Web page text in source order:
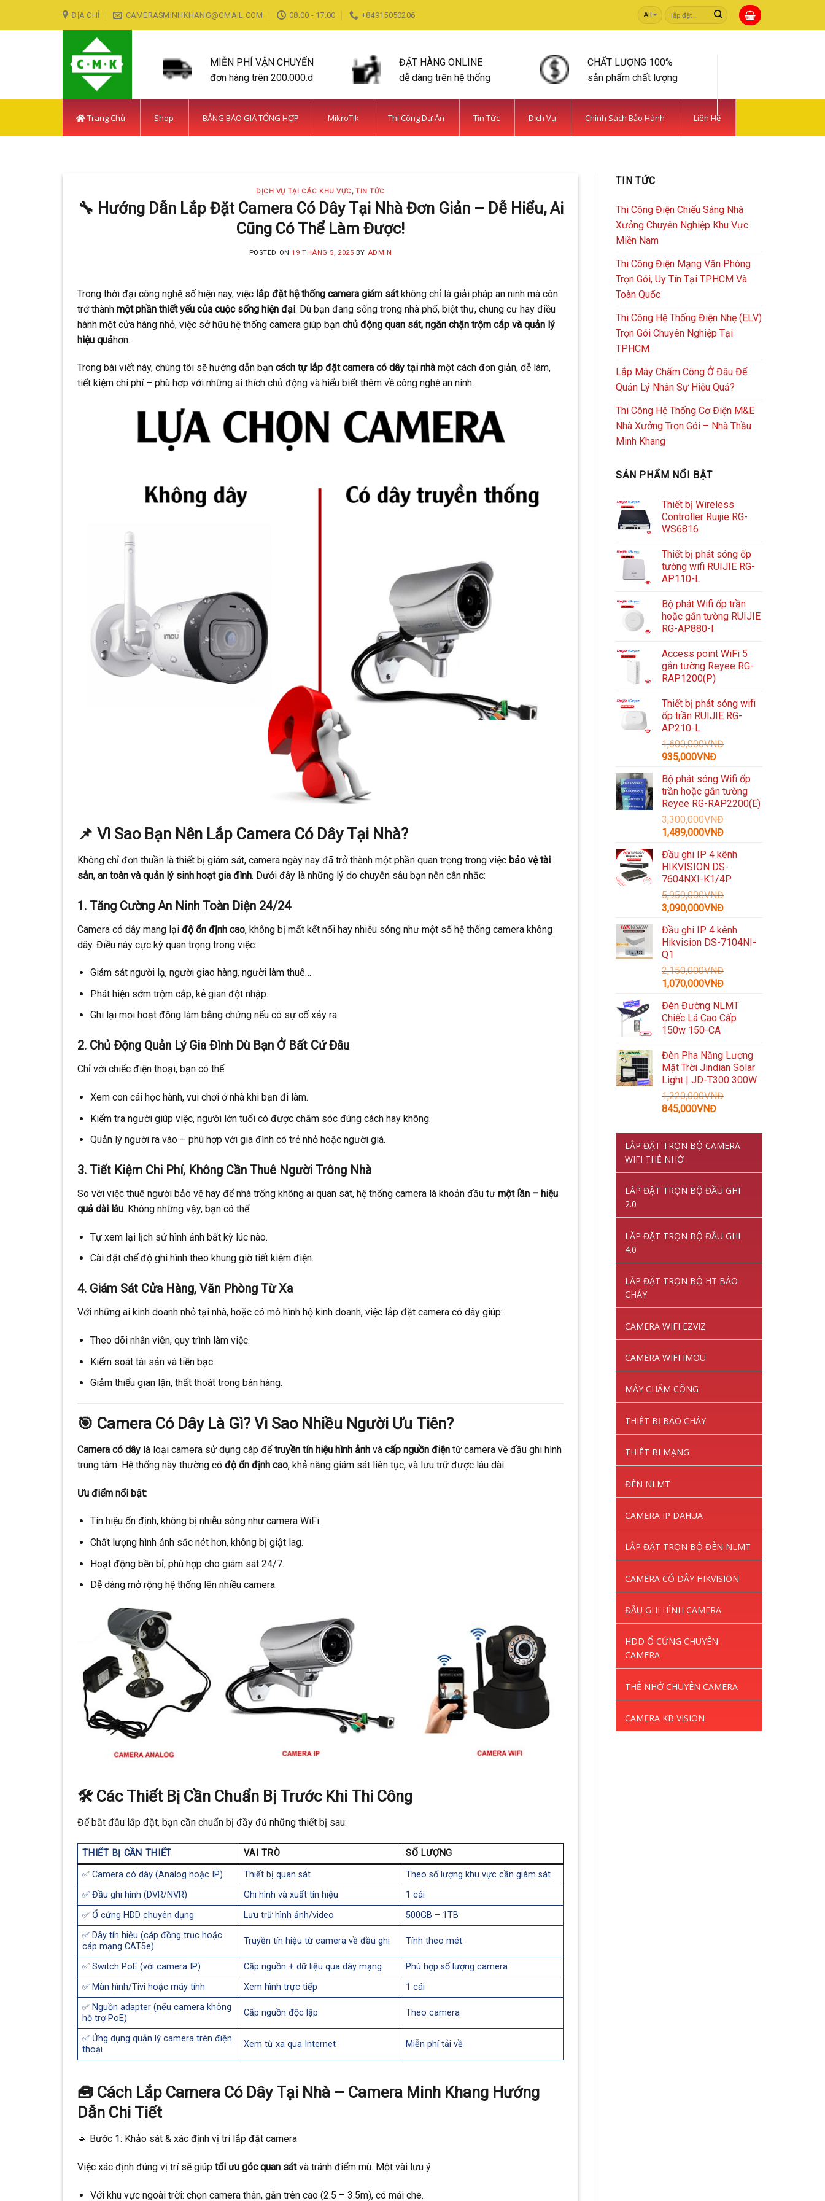
ĐỊA CHỈ CAMERASMINHKHANG@GMAIL.COM 08:00 - 17:00 +84915050206
Tìm
kiếm:
MIỄN PHÍ VẬN CHUYỂN
đơn hàng trên 200.000.d
ĐẶT HÀNG ONLINE
dễ dàng trên hệ thống
CHẤT LƯỢNG 100%
sản phẩm chất lượng
Trang Chủ Shop BẢNG BÁO GIÁ TỔNG HỢP MikroTik Thi Công Dự Án Tin Tức Dịch Vụ Chính Sách Bảo Hành Liên Hệ
DỊCH VỤ TẠI CÁC KHU VỰC TIN TỨC
LẮP ĐẶT CAMERA HUYỆN BÌNH CHÁNH SIÊU AN NINH VÀ SIÊU TIẾT KIỆM | CAMERA
Với hơn 5 năm kinh nghiệm, Camera Minh Khang là đơn vị hàng đầu trong [...]
CONTINUE READING
DỊCH VỤ TẠI CÁC KHU VỰC,TIN TỨC
🔧 Hướng Dẫn Lắp Đặt Camera Có Dây Tại Nhà Đơn Giản – Dễ Hiểu, Ai
Cũng Có Thể Làm Được!
POSTED ON19 THÁNG 5, 2025 BY ADMIN
Trong thời đại công nghệ số hiện nay, việc lắp đặt hệ thống camera giám sátkhông chỉ là giải pháp an ninh mà còn
trở thành một phần thiết yếu của cuộc sống hiện đại. Dù bạn đang sống trong nhà phố, biệt thự, chung cư hay điều
hành một cửa hàng nhỏ, việc sở hữu hệ thống camera giúp bạn chủ động quan sát, ngăn chặn trộm cắp và quản lý
hiệu quảhơn.
Trong bài viết này, chúng tôi sẽ hướng dẫn bạn cách tự lắp đặt camera có dây tại nhà một cách đơn giản, dễ làm,
tiết kiệm chi phí – phù hợp với những ai thích chủ động và hiểu biết thêm về công nghệ an ninh.
📌 Vì Sao Bạn Nên Lắp Camera Có Dây Tại Nhà?
Không chỉ đơn thuần là thiết bị giám sát, camera ngày nay đã trở thành một phần quan trọng trong việc bảo vệ tài
sản, an toàn và quản lý sinh hoạt gia đình. Dưới đây là những lý do chuyên sâu bạn nên cân nhắc:
1. Tăng Cường An Ninh Toàn Diện 24/24
Camera có dây mang lại độ ổn định cao, không bị mất kết nối hay nhiễu sóng như một số hệ thống camera không
dây. Điều này cực kỳ quan trọng trong việc:
Giám sát người lạ, người giao hàng, người làm thuê…
Phát hiện sớm trộm cắp, kẻ gian đột nhập.
Ghi lại mọi hoạt động làm bằng chứng nếu có sự cố xảy ra.
2. Chủ Động Quản Lý Gia Đình Dù Bạn Ở Bất Cứ Đâu
Chỉ với chiếc điện thoại, bạn có thể:
Xem con cái học hành, vui chơi ở nhà khi bạn đi làm.
Kiểm tra người giúp việc, người lớn tuổi có được chăm sóc đúng cách hay không.
Quản lý người ra vào – phù hợp với gia đình có trẻ nhỏ hoặc người già.
3. Tiết Kiệm Chi Phí, Không Cần Thuê Người Trông Nhà
So với việc thuê người bảo vệ hay để nhà trống không ai quan sát, hệ thống camera là khoản đầu tư một lần – hiệu
quả dài lâu. Không những vậy, bạn có thể:
Tự xem lại lịch sử hình ảnh bất kỳ lúc nào.
Cài đặt chế độ ghi hình theo khung giờ tiết kiệm điện.
4. Giám Sát Cửa Hàng, Văn Phòng Từ Xa
Với những ai kinh doanh nhỏ tại nhà, hoặc có mô hình hộ kinh doanh, việc lắp đặt camera có dây giúp:
Theo dõi nhân viên, quy trình làm việc.
Kiểm soát tài sản và tiền bạc.
Giảm thiểu gian lận, thất thoát trong bán hàng.
🎯 Camera Có Dây Là Gì? Vì Sao Nhiều Người Ưu Tiên?
Camera có dây là loại camera sử dụng cáp đểtruyền tín hiệu hình ảnh và cấp nguồn điện từ camera về đầu ghi hình
trung tâm. Hệ thống này thường có độ ổn định cao, khả năng giám sát liên tục, và lưu trữ được lâu dài.
Ưu điểm nổi bật:
Tín hiệu ổn định, không bị nhiễu sóng như camera WiFi.
Chất lượng hình ảnh sắc nét hơn, không bị giật lag.
Hoạt động bền bỉ, phù hợp cho giám sát 24/7.
Dễ dàng mở rộng hệ thống lên nhiều camera.
🛠️ Các Thiết Bị Cần Chuẩn Bị Trước Khi Thi Công
Để bắt đầu lắp đặt, bạn cần chuẩn bị đầy đủ những thiết bị sau:
THIẾT BỊ CẦN THIẾT VAI TRÒ SỐ LƯỢNG
✅ Camera có dây (Analog hoặc IP) Thiết bị quan sát
Theo số lượng khu vực cần giám sát
✅ Đầu ghi hình (DVR/NVR)
Ghi hình và xuất tín hiệu
1 cái
✅ Ổ cứng HDD chuyên dụng
Lưu trữ hình ảnh/video
500GB – 1TB
✅ Dây tín hiệu (cáp đồng trục hoặc
cáp mạng CAT5e)
Truyền tín hiệu từ camera về đầu ghi Tính theo mét
✅ Switch PoE (với camera IP) Cấp nguồn + dữ liệu qua dây mạng
Phù hợp số lượng camera
✅ Màn hình/Tivi hoặc máy tính
Xem hình trực tiếp
1 cái
✅ Nguồn adapter (nếu camera không
hỗ trợ PoE)
Cấp nguồn độc lập Theo camera
✅ Ứng dụng quản lý camera trên điện
thoại
Xem từ xa qua Internet Miễn phí tải về
🧰 Cách Lắp Camera Có Dây Tại Nhà – Camera Minh Khang Hướng
Dẫn Chi Tiết
🔹 Bước 1: Khảo sát & xác định vị trí lắp đặt camera
Việc xác định đúng vị trí sẽ giúp tối ưu góc quan sátvà tránh điểm mù. Một vài lưu ý:
Với khu vực ngoài trời: chọn camera thân, gắn trên cao (2.5 – 3.5m), có mái che.
TIN TỨC
Thi Công Điện Chiếu Sáng Nhà
Xưởng Chuyên Nghiệp Khu Vực
Miền Nam
Thi Công Điện Mạng Văn Phòng
Trọn Gói, Uy Tín Tại TP.HCM Và
Toàn Quốc
Thi Công Hệ Thống Điện Nhẹ (ELV)
Trọn Gói Chuyên Nghiệp Tại
TPHCM
Lắp Máy Chấm Công Ở Đâu Để
Quản Lý Nhân Sự Hiệu Quả?
Thi Công Hệ Thống Cơ Điện M&E
Nhà Xưởng Trọn Gói – Nhà Thầu
Minh Khang
SẢN PHẨM NỔI BẬT
Thiết bị Wireless
Controller Ruijie RG-
WS6816
Thiết bị phát sóng ốp
tường wifi RUIJIE RG-
AP110-L
Bộ phát Wifi ốp trần
hoặc gắn tường RUIJIE
RG-AP880-I
Access point WiFi 5
gắn tường Reyee RG-
RAP1200(P)
Thiết bị phát sóng wifi
ốp trần RUIJIE RG-
AP210-L
1,600,000VNĐ
Giá
là:
1,600,000VNĐ.
935,000VNĐGiá
tại
là:
935,000VNĐ.
Bộ phát sóng Wifi ốp
trần hoặc gắn tường
Reyee RG-RAP2200(E)
3,300,000VNĐ
Giá
là:
3,300,000VNĐ.
1,489,000VNĐGiá
tại
là:
1,489,000VNĐ.
Đầu ghi IP 4 kênh
HIKVISION DS-
7604NXI-K1/4P
5,959,000VNĐ
Giá
là:
5,959,000VNĐ.
3,090,000VNĐGiá
tại
là:
Đầu ghi IP 4 kênh
Hikvision DS-7104NI-
Q1
2,150,000VNĐ
Giá
là:
2,150,000VNĐ.
1,070,000VNĐGiá
tại
là:
Đèn Đường NLMT
Chiếc Lá Cao Cấp
150w 150-CA
Đèn Pha Năng Lượng
Mặt Trời Jindian Solar
Light | JD-T300 300W
1,220,000VNĐ
Giá
là:
1,220,000VNĐ.
845,000VNĐGiá
tại
là:
LẮP ĐẶT TRỌN BỘ CAMERA
WIFI THẺ NHỚ
LĂP ĐẶT TRỌN BỘ ĐẦU GHI
2.0
LĂP ĐẶT TRỌN BỘ ĐẦU GHI
4.0
LẮP ĐẶT TRỌN BỘ HT BÁO
CHÁY
CAMERA WIFI EZVIZ
CAMERA WIFI IMOU
MÁY CHẤM CÔNG
THIẾT BỊ BÁO CHÁY
THIẾT BI MẠNG
ĐÈN NLMT
CAMERA IP DAHUA
LẮP ĐẶT TRỌN BỘ ĐÈN NLMT
CAMERA CÓ DÂY HIKVISION
ĐẦU GHI HÌNH CAMERA
HDD Ổ CỨNG CHUYÊN
CAMERA
THẺ NHỚ CHUYÊN CAMERA
CAMERA KB VISION